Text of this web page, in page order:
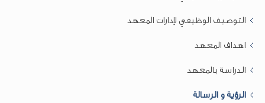
التوصيف الوظيفي لإدارات المعهد
اهداف المعهد
الدراسة بالمعهد
الرؤية و الرسالة